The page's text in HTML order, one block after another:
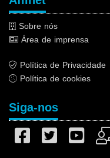
Sobre nós
Área de imprensa
Política de Privacidade
Política de cookies
Siga-nos